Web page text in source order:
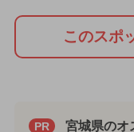
このスポ
PR 宮城県のオ